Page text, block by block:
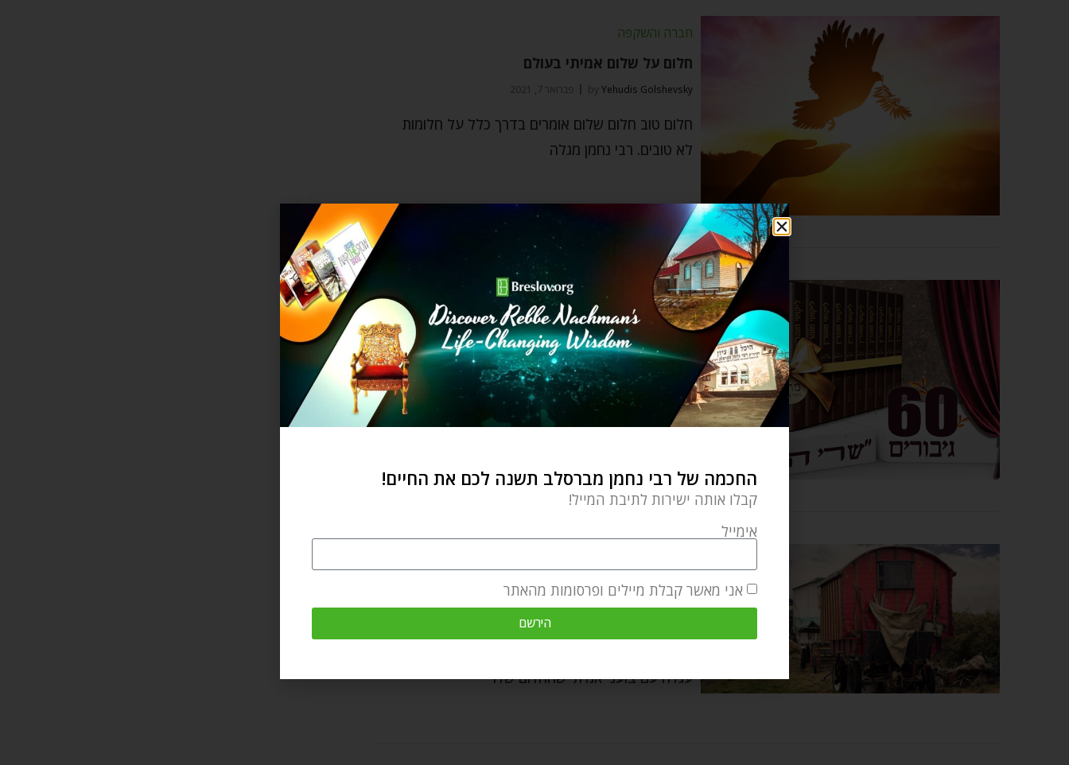
חברה והשקפה
חלום על שלום אמיתי בעולם
by Yehudis Golshevsky פברואר 7, 2021
חלום טוב חלום שלום אומרים בדרך כלל על חלומות
לא טובים. רבי נחמן מגלה
רבי נחמן
פרויקט שישים גיבורים שרי האלף – פירוש נעימות
breslov.org ספטמבר 29, 2020
חולמים להיות גיבורים? רוצים להיות שותפים בספרו של
רבי נחמן מברסלב ליקוטי מוהר"ן? אנחנו
דרך הצוענים – מסע ההשגחה של יחיאל
עגלה עם צועני אמיתי שהחלום שלו
החכמה של רבי נחמן מברסלב תשנה לכם את החיים!
קבלו אותה ישירות לתיבת המייל!
אימייל
אני מאשר קבלת מיילים ופרסומות מהאתר
הירשם